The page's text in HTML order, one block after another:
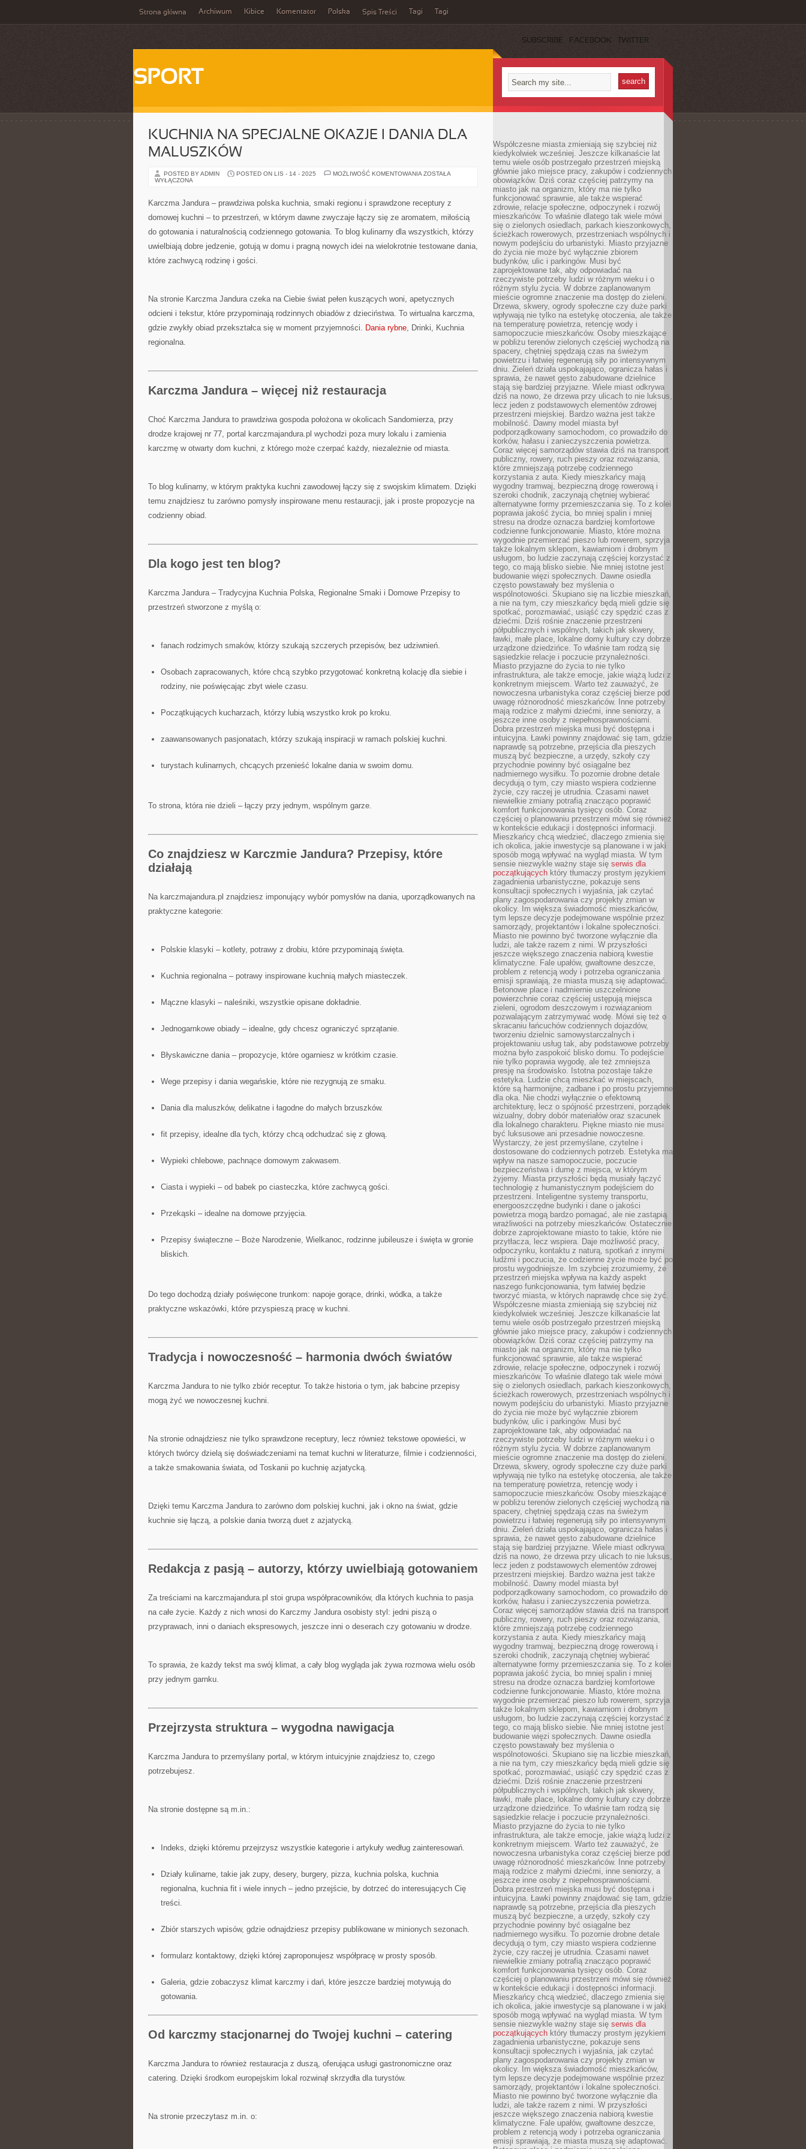
Strona główna Archiwum Kibice Komentator Polska Spis Treści Tagi Tagi
SUBSCRIBE FACEBOOK TWITTER
SPORT
KUCHNIA NA SPECJALNE OKAZJE I DANIA DLA
MALUSZKÓW
POSTED BY ADMIN POSTED ON LIS - 14 - 2025 MOŻLIWOŚĆ KOMENTOWANIA KUCHNIA
DANIA
MALUSZKÓW
ZOSTAŁA
WYŁĄCZONA
Karczma Jandura – prawdziwa polska kuchnia, smaki regionu i sprawdzone receptury z
domowej kuchni – to przestrzeń, w którym dawne zwyczaje łączy się ze aromatem, miłością
do gotowania i naturalnością codziennego gotowania. To blog kulinarny dla wszystkich, którzy
uwielbiają dobre jedzenie, gotują w domu i pragną nowych idei na wielokrotnie testowane dania,
które zachwycą rodzinę i gości.
Na stronie Karczma Jandura czeka na Ciebie świat pełen kuszących woni, apetycznych
odcieni i tekstur, które przypominają rodzinnych obiadów z dzieciństwa. To wirtualna karczma,
gdzie zwykły obiad przekształca się w moment przyjemności. Dania rybne, Drinki, Kuchnia
regionalna.
Karczma Jandura – więcej niż restauracja
Choć Karczma Jandura to prawdziwa gospoda położona w okolicach Sandomierza, przy
drodze krajowej nr 77, portal karczmajandura.pl wychodzi poza mury lokalu i zamienia
karczmę w otwarty dom kuchni, z którego może czerpać każdy, niezależnie od miasta.
To blog kulinarny, w którym praktyka kuchni zawodowej łączy się z swojskim klimatem. Dzięki
temu znajdziesz tu zarówno pomysły inspirowane menu restauracji, jak i proste propozycje na
codzienny obiad.
Dla kogo jest ten blog?
Karczma Jandura – Tradycyjna Kuchnia Polska, Regionalne Smaki i Domowe Przepisy to
przestrzeń stworzone z myślą o:
fanach rodzimych smaków, którzy szukają szczerych przepisów, bez udziwnień.
Osobach zapracowanych, które chcą szybko przygotować konkretną kolację dla siebie i
rodziny, nie poświęcając zbyt wiele czasu.
Początkujących kucharzach, którzy lubią wszystko krok po kroku.
zaawansowanych pasjonatach, którzy szukają inspiracji w ramach polskiej kuchni.
turystach kulinarnych, chcących przenieść lokalne dania w swoim domu.
To strona, która nie dzieli – łączy przy jednym, wspólnym garze.
Co znajdziesz w Karczmie Jandura? Przepisy, które
działają
Na karczmajandura.pl znajdziesz imponujący wybór pomysłów na dania, uporządkowanych na
praktyczne kategorie:
Polskie klasyki – kotlety, potrawy z drobiu, które przypominają święta.
Kuchnia regionalna – potrawy inspirowane kuchnią małych miasteczek.
Mączne klasyki – naleśniki, wszystkie opisane dokładnie.
Jednogarnkowe obiady – idealne, gdy chcesz ograniczyć sprzątanie.
Błyskawiczne dania – propozycje, które ogarniesz w krótkim czasie.
Wege przepisy i dania wegańskie, które nie rezygnują ze smaku.
Dania dla maluszków, delikatne i łagodne do małych brzuszków.
fit przepisy, idealne dla tych, którzy chcą odchudzać się z głową.
Wypieki chlebowe, pachnące domowym zakwasem.
Ciasta i wypieki – od babek po ciasteczka, które zachwycą gości.
Przekąski – idealne na domowe przyjęcia.
Przepisy świąteczne – Boże Narodzenie, Wielkanoc, rodzinne jubileusze i święta w gronie
bliskich.
Do tego dochodzą działy poświęcone trunkom: napoje gorące, drinki, wódka, a także
praktyczne wskazówki, które przyspieszą pracę w kuchni.
Tradycja i nowoczesność – harmonia dwóch światów
Karczma Jandura to nie tylko zbiór receptur. To także historia o tym, jak babcine przepisy
mogą żyć we nowoczesnej kuchni.
Na stronie odnajdziesz nie tylko sprawdzone receptury, lecz również tekstowe opowieści, w
których twórcy dzielą się doświadczeniami na temat kuchni w literaturze, filmie i codzienności,
a także smakowania świata, od Toskanii po kuchnię azjatycką.
Dzięki temu Karczma Jandura to zarówno dom polskiej kuchni, jak i okno na świat, gdzie
kuchnie się łączą, a polskie dania tworzą duet z azjatycką.
Redakcja z pasją – autorzy, którzy uwielbiają gotowaniem
Za treściami na karczmajandura.pl stoi grupa współpracowników, dla których kuchnia to pasja
na całe życie. Każdy z nich wnosi do Karczmy Jandura osobisty styl: jedni piszą o
przyprawach, inni o daniach ekspresowych, jeszcze inni o deserach czy gotowaniu w drodze.
To sprawia, że każdy tekst ma swój klimat, a cały blog wygląda jak żywa rozmowa wielu osób
przy jednym garnku.
Przejrzysta struktura – wygodna nawigacja
Karczma Jandura to przemyślany portal, w którym intuicyjnie znajdziesz to, czego
potrzebujesz.
Na stronie dostępne są m.in.:
Indeks, dzięki któremu przejrzysz wszystkie kategorie i artykuły według zainteresowań.
Działy kulinarne, takie jak zupy, desery, burgery, pizza, kuchnia polska, kuchnia
regionalna, kuchnia fit i wiele innych – jedno przejście, by dotrzeć do interesujących Cię
treści.
Zbiór starszych wpisów, gdzie odnajdziesz przepisy publikowane w minionych sezonach.
formularz kontaktowy, dzięki której zaproponujesz współpracę w prosty sposób.
Galeria, gdzie zobaczysz klimat karczmy i dań, które jeszcze bardziej motywują do
gotowania.
Od karczmy stacjonarnej do Twojej kuchni – catering
Karczma Jandura to również restauracja z duszą, oferująca usługi gastronomiczne oraz
catering. Dzięki środkom europejskim lokal rozwinął skrzydła dla turystów.
Na stronie przeczytasz m.in. o:
Współczesne miasta zmieniają się szybciej niż
kiedykolwiek wcześniej. Jeszcze kilkanaście lat
temu wiele osób postrzegało przestrzeń miejską
głównie jako miejsce pracy, zakupów i codziennych
obowiązków. Dziś coraz częściej patrzymy na
miasto jak na organizm, który ma nie tylko
funkcjonować sprawnie, ale także wspierać
zdrowie, relacje społeczne, odpoczynek i rozwój
mieszkańców. To właśnie dlatego tak wiele mówi
się o zielonych osiedlach, parkach kieszonkowych,
ścieżkach rowerowych, przestrzeniach wspólnych i
nowym podejściu do urbanistyki. Miasto przyjazne
do życia nie może być wyłącznie zbiorem
budynków, ulic i parkingów. Musi być
zaprojektowane tak, aby odpowiadać na
rzeczywiste potrzeby ludzi w różnym wieku i o
różnym stylu życia. W dobrze zaplanowanym
mieście ogromne znaczenie ma dostęp do zieleni.
Drzewa, skwery, ogrody społeczne czy duże parki
wpływają nie tylko na estetykę otoczenia, ale także
na temperaturę powietrza, retencję wody i
samopoczucie mieszkańców. Osoby mieszkające
w pobliżu terenów zielonych częściej wychodzą na
spacery, chętniej spędzają czas na świeżym
powietrzu i łatwiej regenerują siły po intensywnym
dniu. Zieleń działa uspokajająco, ogranicza hałas i
sprawia, że nawet gęsto zabudowane dzielnice
stają się bardziej przyjazne. Wiele miast odkrywa
dziś na nowo, że drzewa przy ulicach to nie luksus,
lecz jeden z podstawowych elementów zdrowej
przestrzeni miejskiej. Bardzo ważna jest także
mobilność. Dawny model miasta był
podporządkowany samochodom, co prowadziło do
korków, hałasu i zanieczyszczenia powietrza.
Coraz więcej samorządów stawia dziś na transport
publiczny, rowery, ruch pieszy oraz rozwiązania,
które zmniejszają potrzebę codziennego
korzystania z auta. Kiedy mieszkańcy mają
wygodny tramwaj, bezpieczną drogę rowerową i
szeroki chodnik, zaczynają chętniej wybierać
alternatywne formy przemieszczania się. To z kolei
poprawia jakość życia, bo mniej spalin i mniej
stresu na drodze oznacza bardziej komfortowe
codzienne funkcjonowanie. Miasto, które można
wygodnie przemierzać pieszo lub rowerem, sprzyja
także lokalnym sklepom, kawiarniom i drobnym
usługom, bo ludzie zaczynają częściej korzystać z
tego, co mają blisko siebie. Nie mniej istotne jest
budowanie więzi społecznych. Dawne osiedla
często powstawały bez myślenia o
wspólnotowości. Skupiano się na liczbie mieszkań,
a nie na tym, czy mieszkańcy będą mieli gdzie się
spotkać, porozmawiać, usiąść czy spędzić czas z
dziećmi. Dziś rośnie znaczenie przestrzeni
półpublicznych i wspólnych, takich jak skwery,
ławki, małe place, lokalne domy kultury czy dobrze
urządzone dziedzińce. To właśnie tam rodzą się
sąsiedzkie relacje i poczucie przynależności.
Miasto przyjazne do życia to nie tylko
infrastruktura, ale także emocje, jakie wiążą ludzi z
konkretnym miejscem. Warto też zauważyć, że
nowoczesna urbanistyka coraz częściej bierze pod
uwagę różnorodność mieszkańców. Inne potrzeby
mają rodzice z małymi dziećmi, inne seniorzy, a
jeszcze inne osoby z niepełnosprawnościami.
Dobra przestrzeń miejska musi być dostępna i
intuicyjna. Ławki powinny znajdować się tam, gdzie
naprawdę są potrzebne, przejścia dla pieszych
muszą być bezpieczne, a urzędy, szkoły czy
przychodnie powinny być osiągalne bez
nadmiernego wysiłku. To pozornie drobne detale
decydują o tym, czy miasto wspiera codzienne
życie, czy raczej je utrudnia. Czasami nawet
niewielkie zmiany potrafią znacząco poprawić
komfort funkcjonowania tysięcy osób. Coraz
częściej o planowaniu przestrzeni mówi się również
w kontekście edukacji i dostępności informacji.
Mieszkańcy chcą wiedzieć, dlaczego zmienia się
ich okolica, jakie inwestycje są planowane i w jaki
sposób mogą wpływać na wygląd miasta. W tym
sensie niezwykle ważny staje się serwis dla
początkujących który tłumaczy prostym językiem
zagadnienia urbanistyczne, pokazuje sens
konsultacji społecznych i wyjaśnia, jak czytać
plany zagospodarowania czy projekty zmian w
okolicy. Im większa świadomość mieszkańców,
tym lepsze decyzje podejmowane wspólnie przez
samorządy, projektantów i lokalne społeczności.
Miasto nie powinno być tworzone wyłącznie dla
ludzi, ale także razem z nimi. W przyszłości
jeszcze większego znaczenia nabiorą kwestie
klimatyczne. Fale upałów, gwałtowne deszcze,
problem z retencją wody i potrzeba ograniczania
emisji sprawiają, że miasta muszą się adaptować.
Betonowe place i nadmiernie uszczelnione
powierzchnie coraz częściej ustępują miejsca
zieleni, ogrodom deszczowym i rozwiązaniom
pozwalającym zatrzymywać wodę. Mówi się też o
skracaniu łańcuchów codziennych dojazdów,
tworzeniu dzielnic samowystarczalnych i
projektowaniu usług tak, aby podstawowe potrzeby
można było zaspokoić blisko domu. To podejście
nie tylko poprawia wygodę, ale też zmniejsza
presję na środowisko. Istotna pozostaje także
estetyka. Ludzie chcą mieszkać w miejscach,
które są harmonijne, zadbane i po prostu przyjemne
dla oka. Nie chodzi wyłącznie o efektowną
architekturę, lecz o spójność przestrzeni, porządek
wizualny, dobry dobór materiałów oraz szacunek
dla lokalnego charakteru. Piękne miasto nie musi
być luksusowe ani przesadnie nowoczesne.
Wystarczy, że jest przemyślane, czytelne i
dostosowane do codziennych potrzeb. Estetyka ma
wpływ na nasze samopoczucie, poczucie
bezpieczeństwa i dumę z miejsca, w którym
żyjemy. Miasta przyszłości będą musiały łączyć
technologię z humanistycznym podejściem do
przestrzeni. Inteligentne systemy transportu,
energooszczędne budynki i dane o jakości
powietrza mogą bardzo pomagać, ale nie zastąpią
wrażliwości na potrzeby mieszkańców. Ostatecznie
dobrze zaprojektowane miasto to takie, które nie
przytłacza, lecz wspiera. Daje możliwość pracy,
odpoczynku, kontaktu z naturą, spotkań z innymi
ludźmi i poczucia, że codzienne życie może być po
prostu wygodniejsze. Im szybciej zrozumiemy, że
przestrzeń miejska wpływa na każdy aspekt
naszego funkcjonowania, tym łatwiej będzie
tworzyć miasta, w których naprawdę chce się żyć.
Współczesne miasta zmieniają się szybciej niż
kiedykolwiek wcześniej. Jeszcze kilkanaście lat
temu wiele osób postrzegało przestrzeń miejską
głównie jako miejsce pracy, zakupów i codziennych
obowiązków. Dziś coraz częściej patrzymy na
miasto jak na organizm, który ma nie tylko
funkcjonować sprawnie, ale także wspierać
zdrowie, relacje społeczne, odpoczynek i rozwój
mieszkańców. To właśnie dlatego tak wiele mówi
się o zielonych osiedlach, parkach kieszonkowych,
ścieżkach rowerowych, przestrzeniach wspólnych i
nowym podejściu do urbanistyki. Miasto przyjazne
do życia nie może być wyłącznie zbiorem
budynków, ulic i parkingów. Musi być
zaprojektowane tak, aby odpowiadać na
rzeczywiste potrzeby ludzi w różnym wieku i o
różnym stylu życia. W dobrze zaplanowanym
mieście ogromne znaczenie ma dostęp do zieleni.
Drzewa, skwery, ogrody społeczne czy duże parki
wpływają nie tylko na estetykę otoczenia, ale także
na temperaturę powietrza, retencję wody i
samopoczucie mieszkańców. Osoby mieszkające
w pobliżu terenów zielonych częściej wychodzą na
spacery, chętniej spędzają czas na świeżym
powietrzu i łatwiej regenerują siły po intensywnym
dniu. Zieleń działa uspokajająco, ogranicza hałas i
sprawia, że nawet gęsto zabudowane dzielnice
stają się bardziej przyjazne. Wiele miast odkrywa
dziś na nowo, że drzewa przy ulicach to nie luksus,
lecz jeden z podstawowych elementów zdrowej
przestrzeni miejskiej. Bardzo ważna jest także
mobilność. Dawny model miasta był
podporządkowany samochodom, co prowadziło do
korków, hałasu i zanieczyszczenia powietrza.
Coraz więcej samorządów stawia dziś na transport
publiczny, rowery, ruch pieszy oraz rozwiązania,
które zmniejszają potrzebę codziennego
korzystania z auta. Kiedy mieszkańcy mają
wygodny tramwaj, bezpieczną drogę rowerową i
szeroki chodnik, zaczynają chętniej wybierać
alternatywne formy przemieszczania się. To z kolei
poprawia jakość życia, bo mniej spalin i mniej
stresu na drodze oznacza bardziej komfortowe
codzienne funkcjonowanie. Miasto, które można
wygodnie przemierzać pieszo lub rowerem, sprzyja
także lokalnym sklepom, kawiarniom i drobnym
usługom, bo ludzie zaczynają częściej korzystać z
tego, co mają blisko siebie. Nie mniej istotne jest
budowanie więzi społecznych. Dawne osiedla
często powstawały bez myślenia o
wspólnotowości. Skupiano się na liczbie mieszkań,
a nie na tym, czy mieszkańcy będą mieli gdzie się
spotkać, porozmawiać, usiąść czy spędzić czas z
dziećmi. Dziś rośnie znaczenie przestrzeni
półpublicznych i wspólnych, takich jak skwery,
ławki, małe place, lokalne domy kultury czy dobrze
urządzone dziedzińce. To właśnie tam rodzą się
sąsiedzkie relacje i poczucie przynależności.
Miasto przyjazne do życia to nie tylko
infrastruktura, ale także emocje, jakie wiążą ludzi z
konkretnym miejscem. Warto też zauważyć, że
nowoczesna urbanistyka coraz częściej bierze pod
uwagę różnorodność mieszkańców. Inne potrzeby
mają rodzice z małymi dziećmi, inne seniorzy, a
jeszcze inne osoby z niepełnosprawnościami.
Dobra przestrzeń miejska musi być dostępna i
intuicyjna. Ławki powinny znajdować się tam, gdzie
naprawdę są potrzebne, przejścia dla pieszych
muszą być bezpieczne, a urzędy, szkoły czy
przychodnie powinny być osiągalne bez
nadmiernego wysiłku. To pozornie drobne detale
decydują o tym, czy miasto wspiera codzienne
życie, czy raczej je utrudnia. Czasami nawet
niewielkie zmiany potrafią znacząco poprawić
komfort funkcjonowania tysięcy osób. Coraz
częściej o planowaniu przestrzeni mówi się również
w kontekście edukacji i dostępności informacji.
Mieszkańcy chcą wiedzieć, dlaczego zmienia się
ich okolica, jakie inwestycje są planowane i w jaki
sposób mogą wpływać na wygląd miasta. W tym
sensie niezwykle ważny staje się serwis dla
początkujących który tłumaczy prostym językiem
zagadnienia urbanistyczne, pokazuje sens
konsultacji społecznych i wyjaśnia, jak czytać
plany zagospodarowania czy projekty zmian w
okolicy. Im większa świadomość mieszkańców,
tym lepsze decyzje podejmowane wspólnie przez
samorządy, projektantów i lokalne społeczności.
Miasto nie powinno być tworzone wyłącznie dla
ludzi, ale także razem z nimi. W przyszłości
jeszcze większego znaczenia nabiorą kwestie
klimatyczne. Fale upałów, gwałtowne deszcze,
problem z retencją wody i potrzeba ograniczania
emisji sprawiają, że miasta muszą się adaptować.